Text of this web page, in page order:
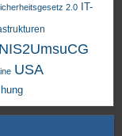
2.0
IT-
NIS2UmsuCG
USA